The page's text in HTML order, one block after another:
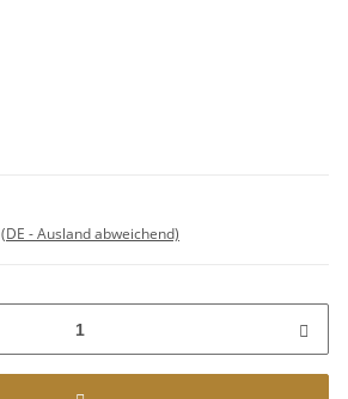
(DE - Ausland abweichend)